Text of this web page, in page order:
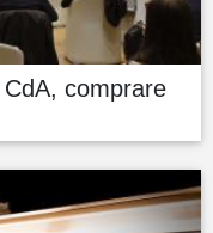
comprare